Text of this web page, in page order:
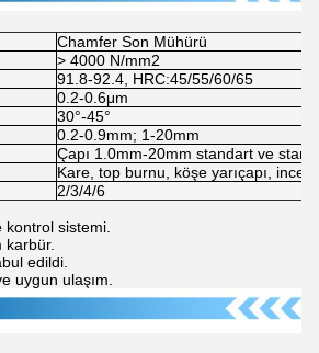
Chamfer Son Mühürü
> 4000 N/mm2
91.8-92.4, HRC:45/55/60/65
0.2-0.6μm
30°-45°
0.2-0.9mm; 1-20mm
Çapı 1.0mm-20mm standart ve
Kare, top burnu, köşe yarıçapı, ince
2/3/4/6
kontrol sistemi.
karbür.
edildi.
uygun ulaşım.